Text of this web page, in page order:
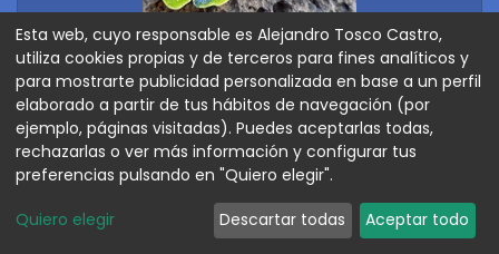
Collar cuero con colgante
120,00€
Esta web, cuyo responsable es Alejandro Tosco Castro,
utiliza cookies propias y de terceros para fines analíticos y
para mostrarte publicidad personalizada en base a un perfil
elaborado a partir de tus hábitos de navegación (por
ejemplo, páginas visitadas). Puedes aceptarlas todas,
rechazarlas o ver más información y configurar tus
preferencias pulsando en "Quiero elegir".
Quiero elegir Descartar todas Aceptar todo